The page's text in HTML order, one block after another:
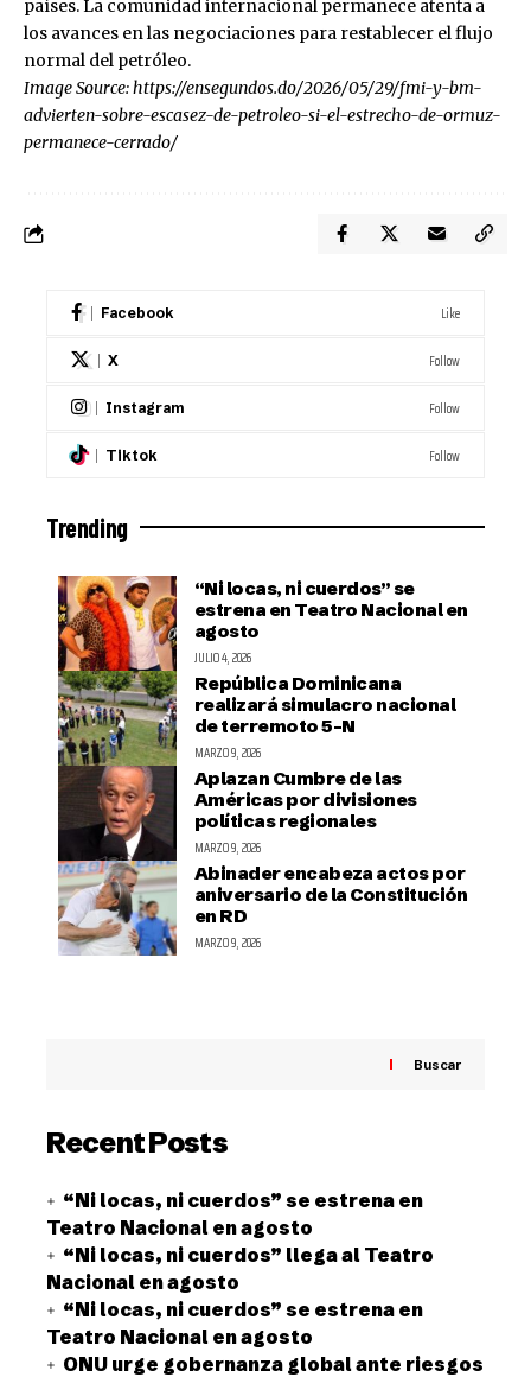
países. La comunidad internacional permanece atenta a
los avances en las negociaciones para restablecer el flujo
normal del petróleo.
Image Source:https://ensegundos.do/2026/05/29/fmi-y-bm-
advierten-sobre-escasez-de-petroleo-si-el-estrecho-de-ormuz-
permanece-cerrado/
Facebook Like
X Follow
Instagram Follow
Tiktok Follow
Trending
“Ni locas, ni cuerdos” se
estrena en Teatro Nacional en
agosto
JULIO 4, 2026
República Dominicana
realizará simulacro nacional
de terremoto 5-N
MARZO 9, 2026
Aplazan Cumbre de las
Américas por divisiones
políticas regionales
MARZO 9, 2026
Abinader encabeza actos por
aniversario de la Constitución
en RD
MARZO 9, 2026
Buscar
Recent Posts
“Ni locas, ni cuerdos” se estrena en
Teatro Nacional en agosto
“Ni locas, ni cuerdos” llega al Teatro
Nacional en agosto
“Ni locas, ni cuerdos” se estrena en
Teatro Nacional en agosto
ONU urge gobernanza global ante riesgos